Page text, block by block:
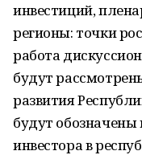
инвестиций,
регионы: точки
работа
будут
развития
будут
инвестора в